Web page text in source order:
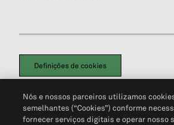
Definições de cookies
Política de PrivacidadePortal de privacidade do
Não Venda Minhas Informações Pessoais©
Nós e nossos parceiros utilizamos
semelhantes (“Cookies”) conforme
fornecer serviços digitais e operar nosso